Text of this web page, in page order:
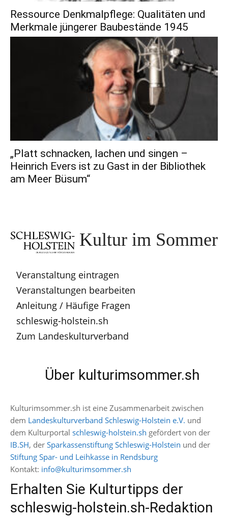
Ressource Denkmalpflege: Qualitäten und
Merkmale jüngerer Baubestände 1945
„Platt schnacken, lachen und singen –
Heinrich Evers ist zu Gast in der Bibliothek
am Meer Büsum“
Kultur im Sommer
Veranstaltung eintragen
Veranstaltungen bearbeiten
Anleitung / Häufige Fragen
schleswig-holstein.sh
Zum Landeskulturverband
Über kulturimsommer.sh
Kulturimsommer.sh ist eine Zusammenarbeit zwischen
dem Landeskulturverband Schleswig-Holstein e.V. und
dem Kulturportal schleswig-holstein.sh gefördert von der
IB.SH, der Sparkassenstiftung Schleswig-Holstein und der
Stiftung Spar- und Leihkasse in Rendsburg
Kontakt: info@kulturimsommer.sh
Erhalten Sie Kulturtipps der
schleswig-holstein.sh-Redaktion